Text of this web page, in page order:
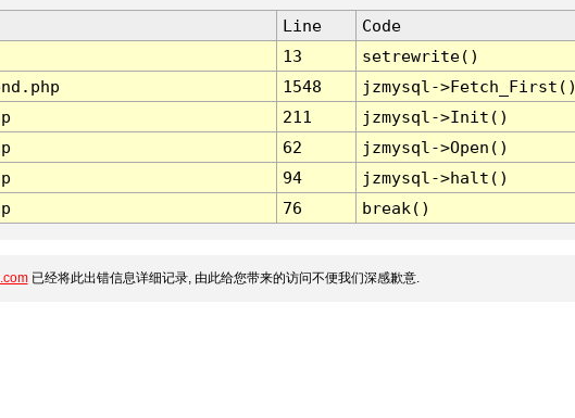
Line
Code
13
setrewrite()
1548
jzmysql-
211
jzmysql->Init()
62
jzmysql->Open()
94
jzmysql->halt()
76 break()
已经将此出错信息详细记录, 由此给您带来的访问不便我们深感歉意.